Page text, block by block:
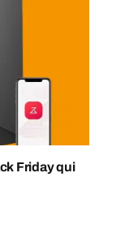
Friday qui